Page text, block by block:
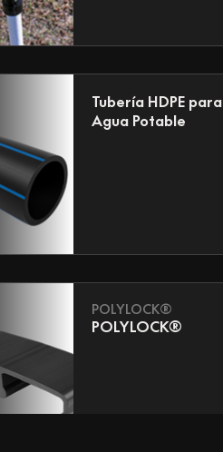
Tubería HDPE para
Agua Potable
POLYLOCK®
POLYLOCK®